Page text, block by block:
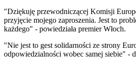
"Dziękuję przewodniczącej Komisji
przyjęcie mojego zaproszenia. Jest to
każdego" - powiedziała premier Włoch.
"Nie jest to gest solidarności ze strony
odpowiedzialności wobec samej siebie" -